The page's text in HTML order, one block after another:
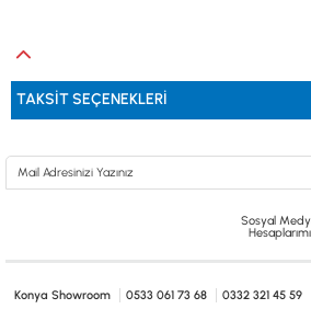
TAKSIT SEÇENEKLERI
Sosyal
Konya Showroom 0533 061 73 68
0332 321 45 59